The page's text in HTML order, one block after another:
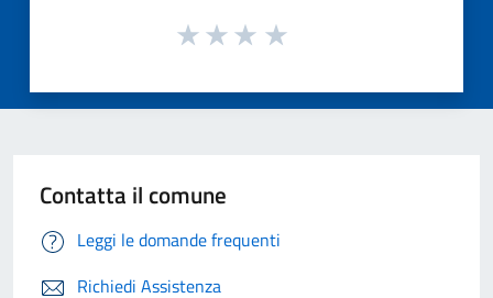
Contatta il comune
Leggi le domande frequenti
Richiedi Assistenza